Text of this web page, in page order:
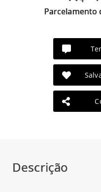
Parcelamento
Descrição